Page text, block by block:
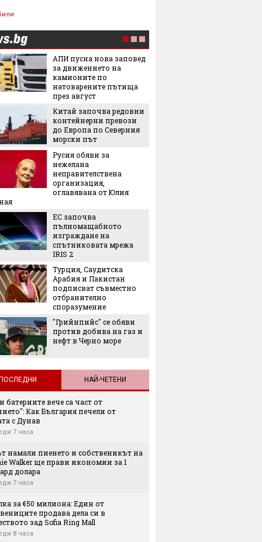
АПИ пусна нова заповед
за движението на
камионите по
натоварените пътища
през август
Китай започва редовни
контейнерни превози
до Европа по Северния
морски път
Русия обяви за
нежелана
неправителствена
организация,
оглавявана от Юлия
ЕС започва
пълномащабното
изграждане на
спътниковата мрежа
IRIS 2
Турция, Саудитска
Арабия и Пакистан
подписват съвместно
отбранително
споразумение
"Грийнпийс" се обяви
против добива на газ и
нефт в Черно море
НАЙ-ЧЕТЕНИ
батериите вече са част от
Как България печели от
с Дунав
7 часа
намали пиенето и собственикът на
Walker ще прави икономии за 1
долара
7 часа
за €50 милиона: Един от
продава дела си в
зад Sofia Ring Mall
8 часа